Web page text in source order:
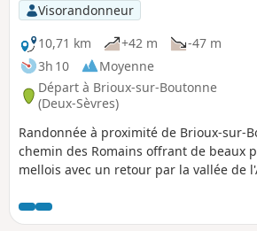
Visorandonneur
10,71 km
+42 m
-47 m
3h 10
Moyenne
Départ à Brioux-sur-Boutonne
(Deux-Sèvres)
Randonnée à proximité de Brioux-sur-
chemin des Romains offrant de beaux
mellois avec un retour par la vallée de